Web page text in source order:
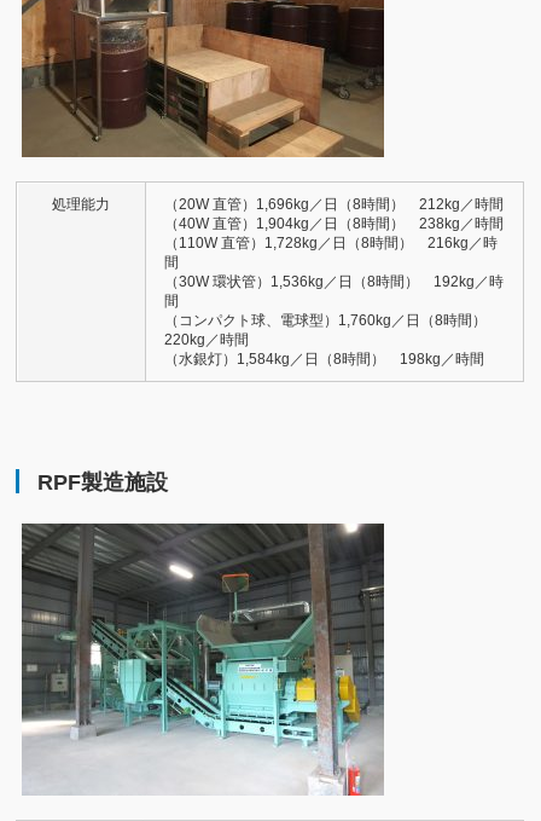
処理能力
（20W 直管）1,696kg／日（8時間） 212kg／時間
（40W 直管）1,904kg／日（8時間） 238kg／時間
（110W 直管）1,728kg／日（8時間） 216kg／時
間
（30W 環状管）1,536kg／日（8時間） 192kg／時
間
（コンパクト球、電球型）1,760kg／日（8時間）
220kg／時間
（水銀灯）1,584kg／日（8時間） 198kg／時間
RPF製造施設